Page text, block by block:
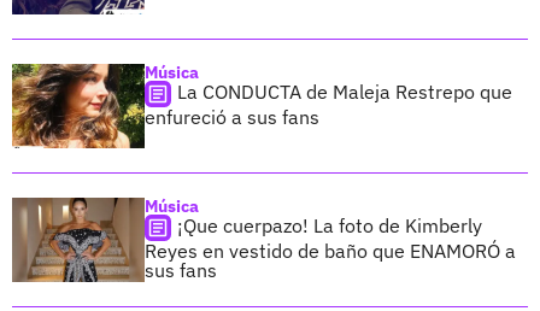
Música
La CONDUCTA de Maleja Restrepo que
enfureció a sus fans
Música
¡Que cuerpazo! La foto de Kimberly
Reyes en vestido de baño que ENAMORÓ a
sus fans